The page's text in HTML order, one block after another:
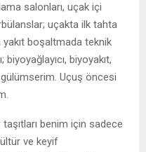
salonları, uçak içi
uçakta ilk tahta
yakıt boşaltmada teknik
biyoyağlayıcı, biyoyakıt,
Uçuş öncesi
benim için sadece
ve keyif